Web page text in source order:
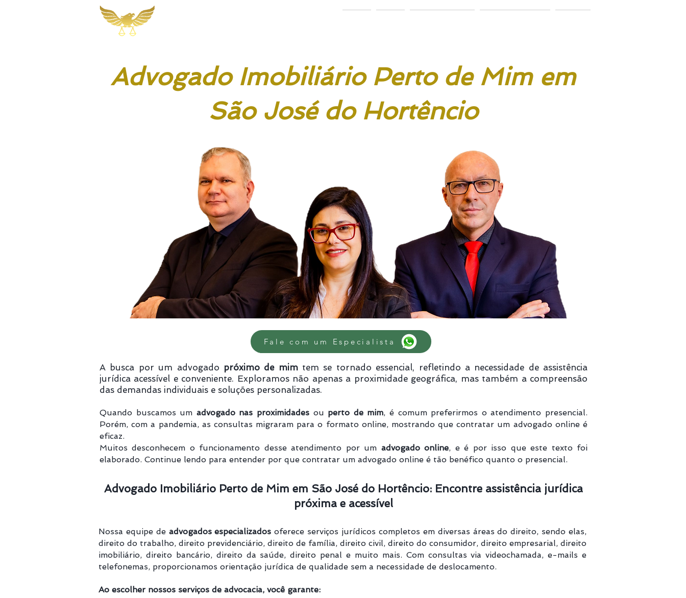
Advogado Imobiliário Perto de Mim em
São José do Hortêncio
Fale com um Especialista
A busca por um advogado próximo de mimtem se tornado essencial, refletindo a necessidade de assistência
jurídica acessível e conveniente. Exploramos não apenas a proximidade geográfica, mas também a compreensão
das demandas individuais e soluções personalizadas.
Quando buscamos um advogado nas proximidades ou perto de mim, é comum preferirmos o atendimento presencial.
Porém, com a pandemia, as consultas migraram para o formato online, mostrando que contratar um advogado online é
eficaz.
Muitos desconhecem o funcionamento desse atendimento por um advogado online, e é por isso que este texto foi
elaborado. Continue lendo para entender por que contratar um advogado online é tão benéfico quanto o presencial.
Advogado Imobiliário Perto de Mim em São José do Hortêncio: Encontre assistência jurídica
próxima e acessível
Nossa equipe de advogados especializados oferece serviços jurídicos completos em diversas áreas do direito, sendo elas,
direito do trabalho, direito previdenciário​, direito de família, direito civil, direito do consumidor, direito empresarial, direito
imobiliário, direito bancário, direito da saúde, direito penal e muito mais. Com consultas via videochamada, e-mails e
telefonemas, proporcionamos orientação jurídica de qualidade sem a necessidade de deslocamento.
Ao escolher nossos serviços de advocacia, você garante: